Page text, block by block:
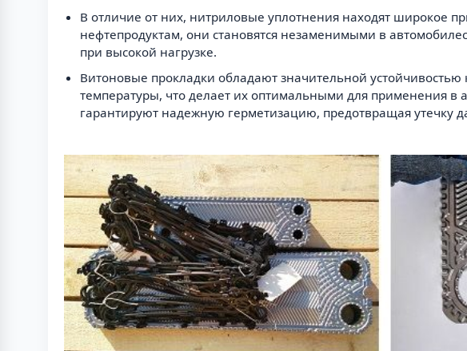
В отличие от них, нитриловые уплотнения находят широкое
нефтепродуктам, они становятся незаменимыми в
при высокой нагрузке.
Витоновые прокладки обладают значительной
температуры, что делает их оптимальными для применения
гарантируют надежную герметизацию, предотвращая утечку